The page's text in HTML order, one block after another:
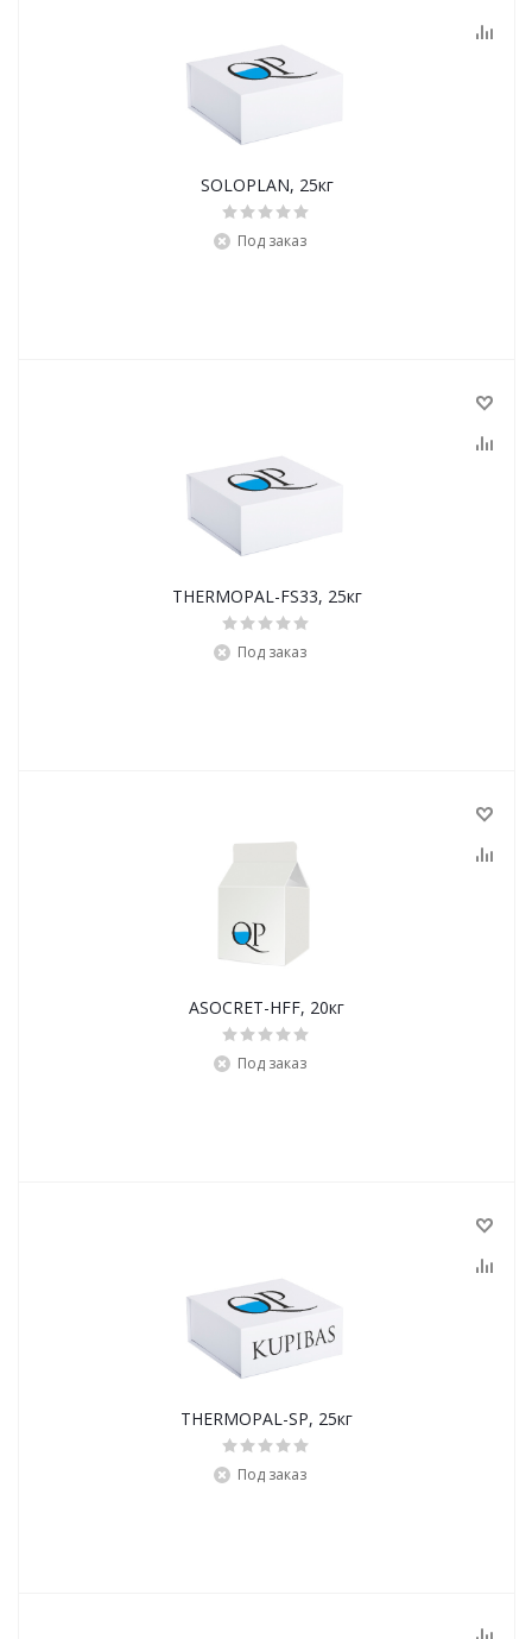
SOLOPLAN, 25кг
Под заказ
THERMOPAL-FS33, 25кг
Под заказ
ASOCRET-HFF, 20кг
Под заказ
THERMOPAL-SP, 25кг
Под заказ